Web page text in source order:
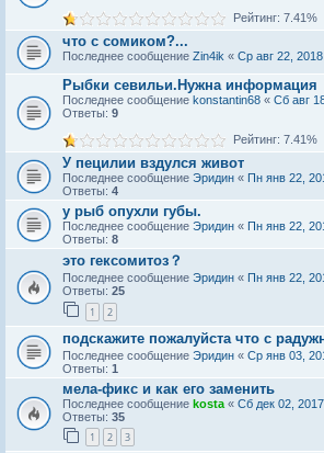
Рейтинг: 7.41%
что с сомиком?...
Последнее сообщение Zin4ik « Ср авг 22,
Рыбки севильи.Нужна информация
Последнее сообщение konstantin68 « Сб авг
Ответы: 9
Рейтинг: 7.41%
У пецилии вздулся живот
Последнее сообщение Эридин « Пн янв 22,
Ответы: 4
у рыб опухли губы.
Последнее сообщение Эридин « Пн янв 22,
Ответы: 8
это гексомитоз？
Последнее сообщение Эридин « Пн янв 22,
Ответы: 25
1 2
подскажите пожалуйста что с
Последнее сообщение Эридин « Ср янв 03,
Ответы: 1
мела-фикс и как его заменить
Последнее сообщение kosta « Сб дек 02,
Ответы: 35
1 2 3